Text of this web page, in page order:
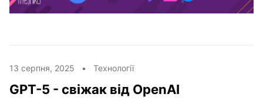
13 серпня, 2025 • Технології
GPT-5 - свіжак від OpenAI